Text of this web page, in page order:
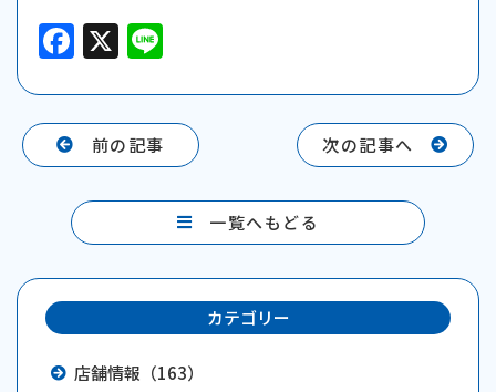
F
a
c
e
b
o
o
k
X
e
前の記事
一覧へもどる
次の記事へ
カテゴリー
店舗情報（163）